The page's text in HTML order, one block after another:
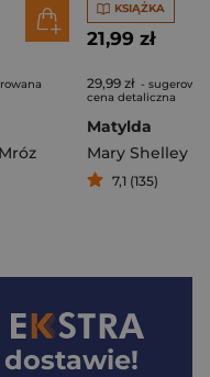
KSIĄŻKA
21,99 zł
29,99 zł -
cena detaliczna
Matylda
Mary Shelley
7,1 (135)